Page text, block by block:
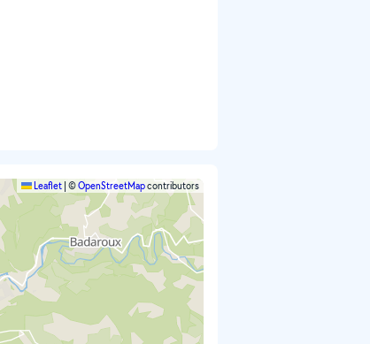
Leaflet ©OpenStreetMapcontributors